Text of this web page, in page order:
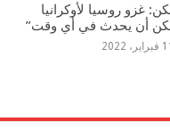
غزو روسيا لأوكرانيا
أن يحدث في أي وقت”
2022